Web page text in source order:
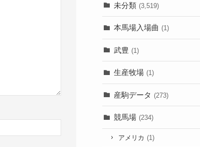
未分類 (3,519)
本馬場入場曲 (1)
武豊 (1)
生産牧場 (1)
産駒データ (273)
競馬場 (234)
アメリカ (1)